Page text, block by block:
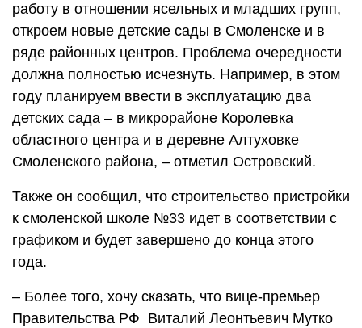
работу в отношении ясельных и младших групп,
откроем новые детские сады в Смоленске и в
ряде районных центров. Проблема очередности
должна полностью исчезнуть. Например, в этом
году планируем ввести в эксплуатацию два
детских сада – в микрорайоне Королевка
областного центра и в деревне Алтуховке
Смоленского района, – отметил Островский.
Также он сообщил, что строительство пристройки
к смоленской школе №33 идет в соответствии с
графиком и будет завершено до конца этого
года.
– Более того, хочу сказать, что вице-премьер
Правительства РФ Виталий Леонтьевич Мутко